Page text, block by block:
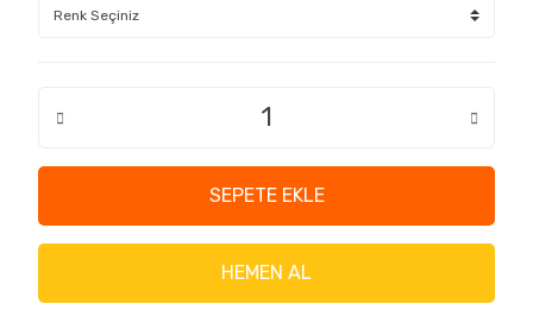
SEPETE EKLE
HEMEN AL